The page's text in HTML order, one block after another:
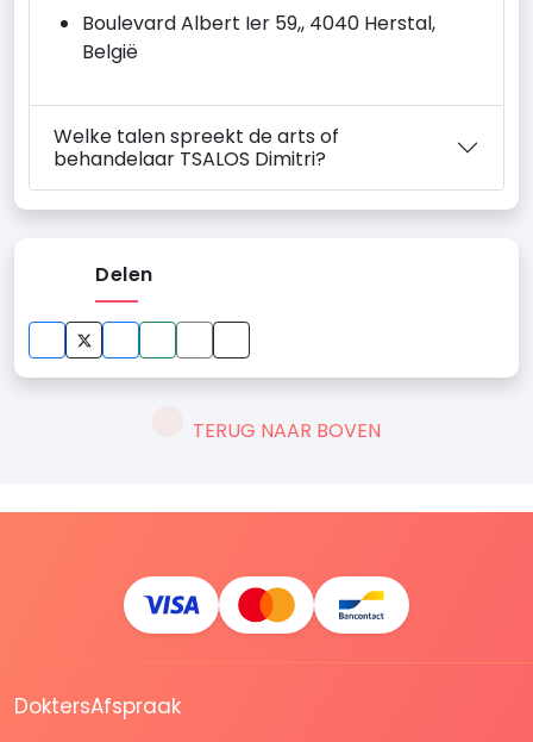
Boulevard Albert Ier 59,, 4040 Herstal,
België
Welke talen spreekt de arts of
behandelaar TSALOS Dimitri?
Delen
TERUG NAAR BOVEN
DoktersAfspraak